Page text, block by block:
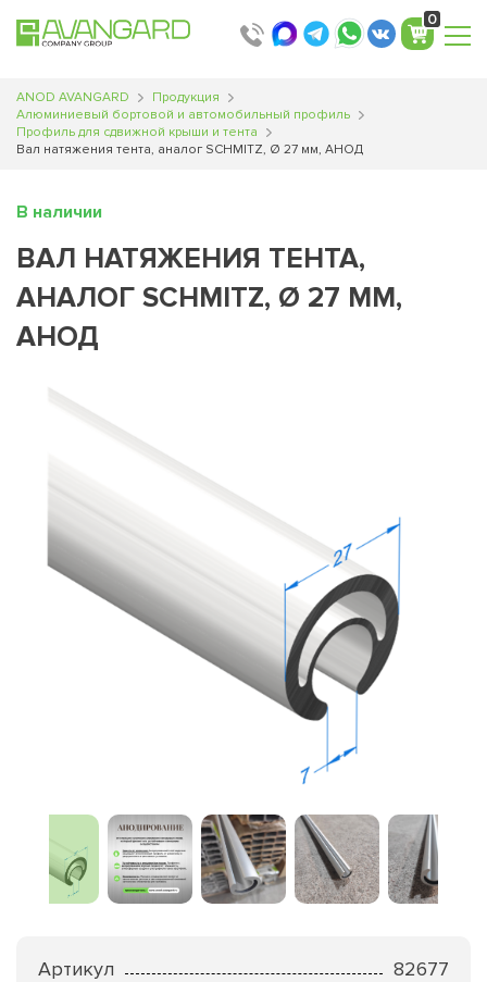
0
ANOD AVANGARD
Продукция
Алюминиевый бортовой и автомобильный профиль
Профиль для сдвижной крыши и тента
Вал натяжения тента, аналог SCHMITZ, Ø 27 мм, АНОД
В наличии
ВАЛ НАТЯЖЕНИЯ ТЕНТА,
АНАЛОГ SCHMITZ, Ø 27 ММ,
АНОД
Артикул 82677